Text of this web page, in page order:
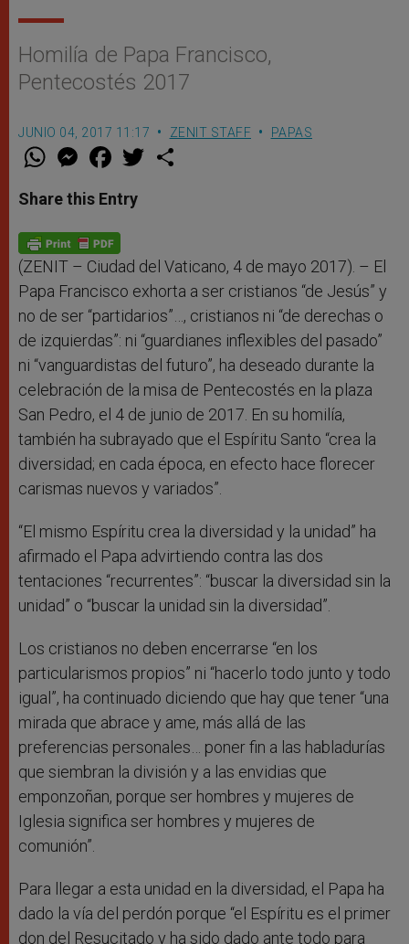
Homilía de Papa Francisco,
Pentecostés 2017
JUNIO 04, 2017 11:17 ZENIT STAFF PAPAS
W
t
s
p
p
M
e
s
e
g
e
F
a
e
b
o
k
w
Share this Entry
(ZENIT – Ciudad del Vaticano, 4 de mayo 2017). – El
Papa Francisco exhorta a ser cristianos “de Jesús” y
no de ser “partidarios”…, cristianos ni “de derechas o
de izquierdas”: ni “guardianes inflexibles del pasado”
ni “vanguardistas del futuro”, ha deseado durante la
celebración de la misa de Pentecostés en la plaza
San Pedro, el 4 de junio de 2017. En su homilía,
también ha subrayado que el Espíritu Santo “crea la
diversidad; en cada época, en efecto hace florecer
carismas nuevos y variados”.
“El mismo Espíritu crea la diversidad y la unidad” ha
afirmado el Papa advirtiendo contra las dos
tentaciones “recurrentes”: “buscar la diversidad sin la
unidad” o “buscar la unidad sin la diversidad”.
Los cristianos no deben encerrarse “en los
particularismos propios” ni “hacerlo todo junto y todo
igual”, ha continuado diciendo que hay que tener “una
mirada que abrace y ame, más allá de las
preferencias personales… poner fin a las habladurías
que siembran la división y a las envidias que
emponzoñan, porque ser hombres y mujeres de
Iglesia significa ser hombres y mujeres de
comunión”.
Para llegar a esta unidad en la diversidad, el Papa ha
dado la vía del perdón porque “el Espíritu es el primer
don del Resucitado y ha sido dado ante todo para